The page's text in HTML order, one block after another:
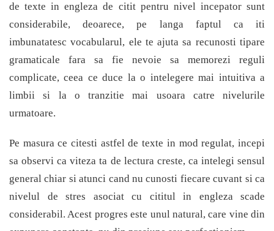
de texte in engleza de citit pentru nivel incepator sunt
considerabile, deoarece, pe langa faptul ca iti
imbunatatesc vocabularul, ele te ajuta sa recunosti tipare
gramaticale fara sa fie nevoie sa memorezi reguli
complicate, ceea ce duce la o intelegere mai intuitiva a
limbii si la o tranzitie mai usoara catre nivelurile
urmatoare.
Pe masura ce citesti astfel de texte in mod regulat, incepi
sa observi ca viteza ta de lectura creste, ca intelegi sensul
general chiar si atunci cand nu cunosti fiecare cuvant si ca
nivelul de stres asociat cu cititul in engleza scade
considerabil. Acest progres este unul natural, care vine din